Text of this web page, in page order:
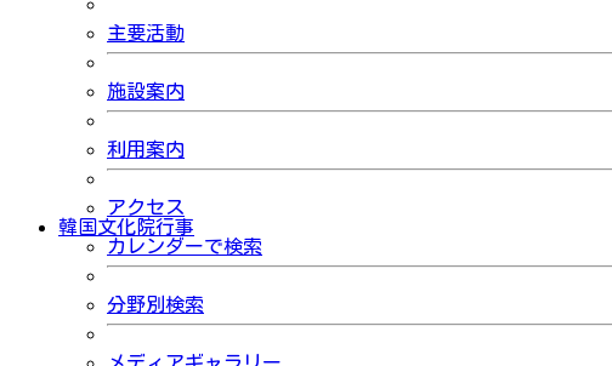
主要活動
施設案内
利用案内
アクセス
韓国文化院行事
カレンダーで検索
分野別検索